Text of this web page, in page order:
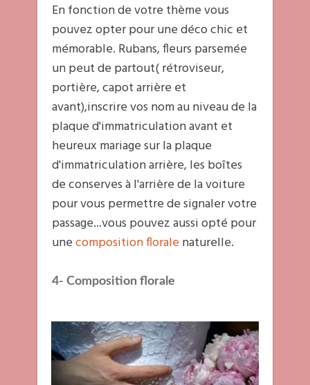
En fonction de votre thème vous
pouvez opter pour une déco chic et
mémorable. Rubans, fleurs parsemée
un peut de partout( rétroviseur,
portière, capot arrière et
avant),inscrire vos nom au niveau de la
plaque d'immatriculation avant et
heureux mariage sur la plaque
d'immatriculation arrière, les boîtes
de conserves à l'arrière de la voiture
pour vous permettre de signaler votre
passage...vous pouvez aussi opté pour
unecomposition floralenaturelle.
4- Composition florale